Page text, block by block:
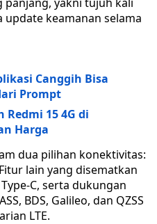
keamanan selama
Canggih Bisa
Prompt
15 4G di
Harga
dua pilihan konektivitas:
lain yang disematkan
C, serta dukungan
BDS, Galileo, dan QZSS
LTE.